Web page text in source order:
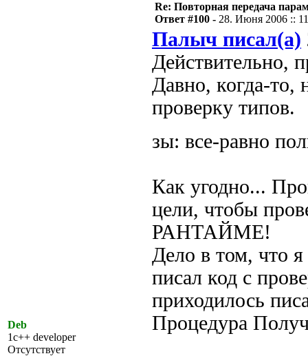
Deb
1c++ developer
Отсутствует
Re: Повторная передача
Ответ #100 - 28. Июня 2006 ::
Палыч писал(а)
Действительно,
Давно, когда-то,
проверку типов.
зы: все-равно
Как угодно...
цели, чтобы
РАНТАЙМЕ!
Дело в том, что
писал код с
приходилось
Процедура